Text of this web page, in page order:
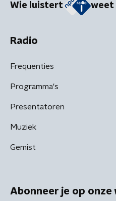
Wie luistert weet
Radio
Frequenties
Programma's
Presentatoren
Muziek
Gemist
Abonneer je op onze